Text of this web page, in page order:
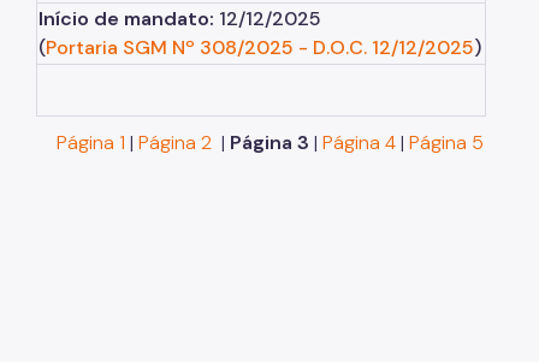
Início de mandato: 12/12/2025
(Portaria SGM Nº 308/2025 - D.O.C. 12/12/2025)
Página 1 | Página 2| Página 3 | Página 4| Página 5